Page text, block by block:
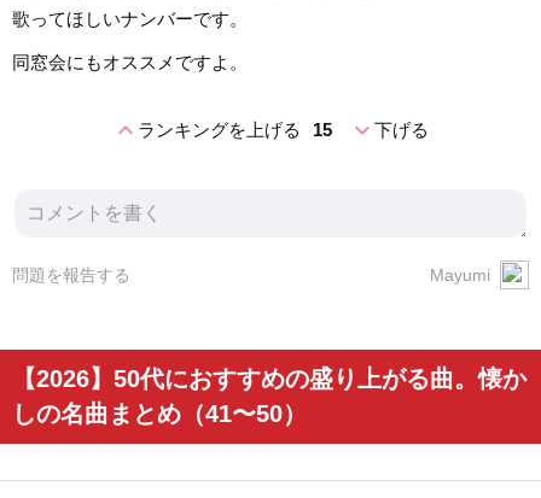
歌ってほしいナンバーです。
同窓会にもオススメですよ。
expand_lessランキングを上げる 15 expand_more下げる
Mayumi
問題を報告する
【2026】50代におすすめの盛り上がる曲。懐か
しの名曲まとめ（41〜50）